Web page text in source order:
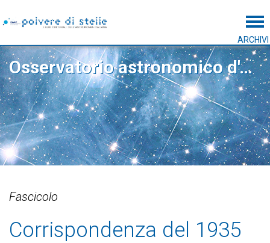
ARCHIVI
Osservatorio astronomico d'Abruzzo
Fascicolo
Corrispondenza del 1935